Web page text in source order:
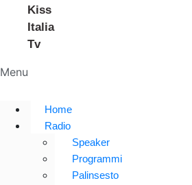
Kiss
Italia
Tv
Menu
Home
Radio
Speaker
Programmi
Palinsesto